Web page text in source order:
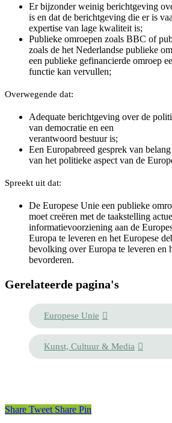
Er bijzonder weinig berichtgeving
is en dat de berichtgeving die er is
expertise van lage kwaliteit is;
Publieke omroepen zoals BBC of
zoals de het Nederlandse publieke
een publieke gefinancierde omroep
functie kan vervullen;
Overwegende dat:
Adequate berichtgeving over de
van democratie en een
verantwoord bestuur is;
Een Europabreed gesprek van
van het politieke aspect van de
Spreekt uit dat:
De Europese Unie een publieke
moet creëren met de taakstelling
informatievoorziening aan de
Europa te leveren en het Europese
bevolking over Europa te leveren en
bevorderen.
Gerelateerde pagina's
Europese Unie
Kunst, Cultuur & Media
Share Tweet Share Pin